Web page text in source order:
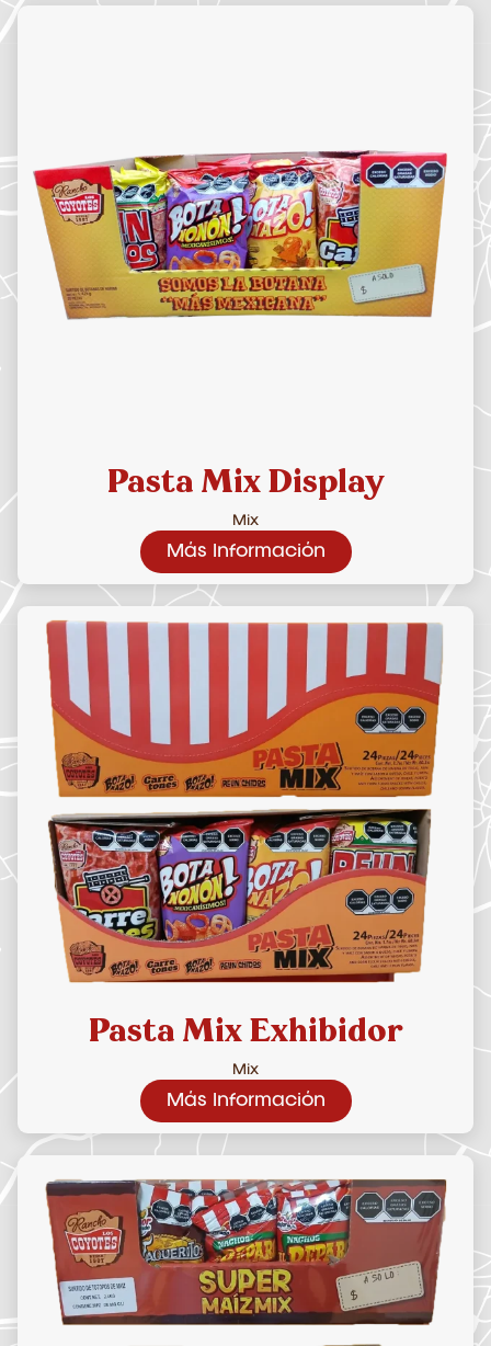
Pasta Mix Display
Mix
Más Información
Pasta Mix Exhibidor
Mix
Más Información